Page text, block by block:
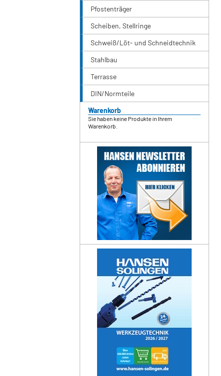
Pfostenträger
Scheiben, Stellringe
Schweiß/Löt- und Schneidtechnik
Stahlbau
Terrasse
DIN/Normteile
Warenkorb
Sie haben keine Produkte in Ihrem
Warenkorb.